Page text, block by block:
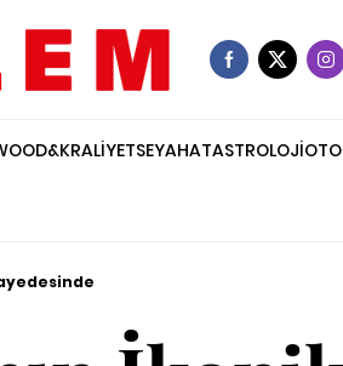
SEYAHATASTROLOJİ